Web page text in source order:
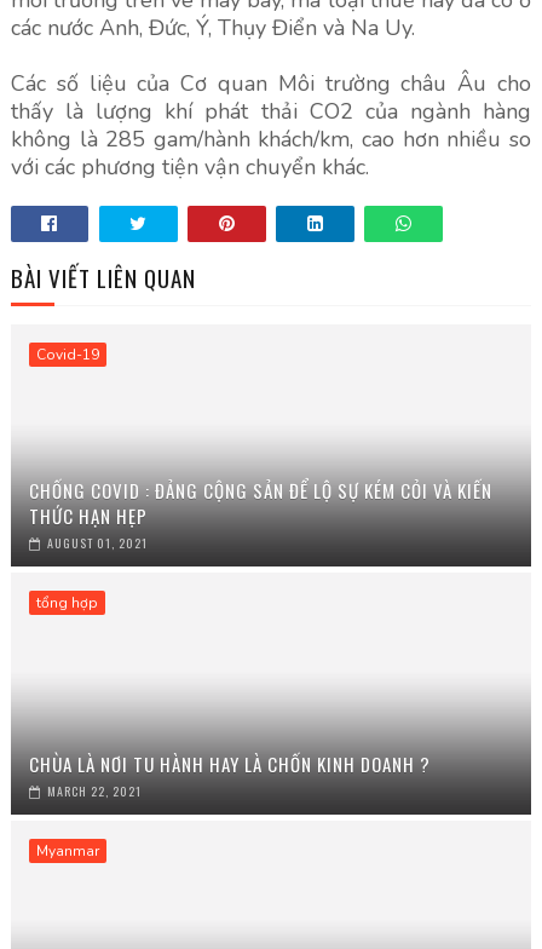
các nước Anh, Đức, Ý, Thụy Điển và Na Uy.
Các số liệu của Cơ quan Môi trường châu Âu cho
thấy là lượng khí phát thải CO2 của ngành hàng
không là 285 gam/hành khách/km, cao hơn nhiều so
với các phương tiện vận chuyển khác.
BÀI VIẾT LIÊN QUAN
Covid-19
CHỐNG COVID : ĐẢNG CỘNG SẢN ĐỂ LỘ SỰ KÉM CỎI VÀ KIẾN
THỨC HẠN HẸP
AUGUST 01, 2021
tổng hợp
CHÙA LÀ NƠI TU HÀNH HAY LÀ CHỐN KINH DOANH ?
MARCH 22, 2021
Myanmar